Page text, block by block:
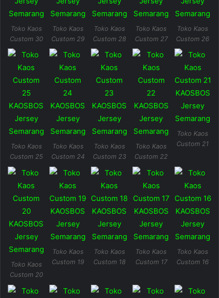
Toko Kaos
Custom 30
Toko Kaos
Custom 29
Toko Kaos
Custom 28
Toko Kaos
Custom 27
Toko Kaos
Custom 26
Toko Kaos
Custom 25
Toko Kaos
Custom 24
Toko Kaos
Custom 23
Toko Kaos
Custom 22
Toko Kaos
Custom 21
Toko Kaos
Custom 20
Toko Kaos
Custom 19
Toko Kaos
Custom 18
Toko Kaos
Custom 17
Toko Kaos
Custom 16